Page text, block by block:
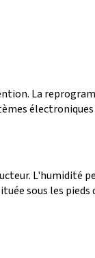
La
électroniques
L'humidité
sous les pieds